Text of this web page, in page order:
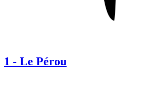
1 - Le Pérou